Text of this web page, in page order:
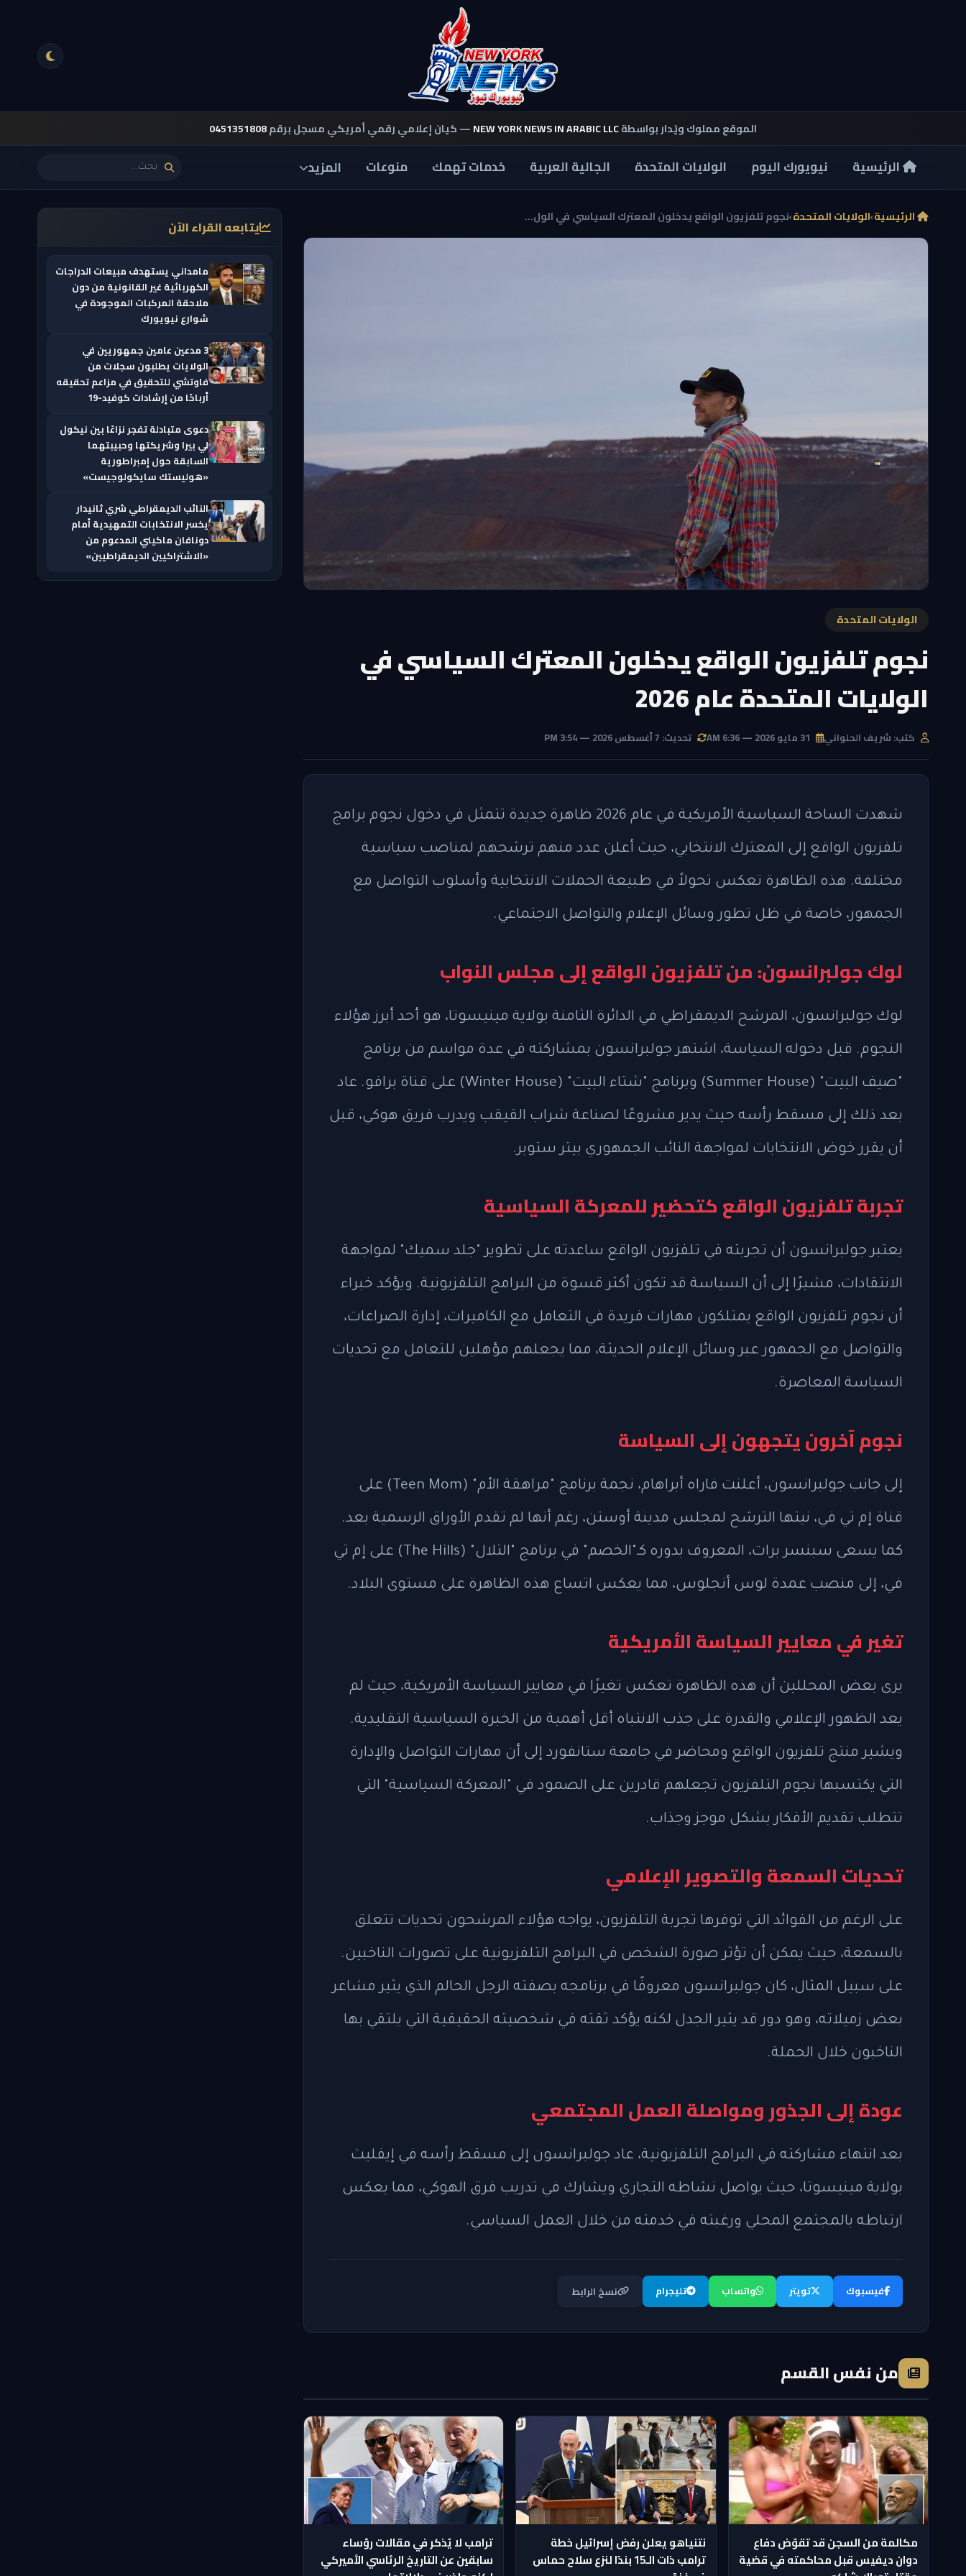
الموقع مملوك ويُدار بواسطةNEW YORK NEWS IN ARABIC LLC— كيان إعلامي رقمي أمريكي مسجل برقم0451351808
الرئيسية نيويورك اليوم الولايات المتحدة الجالية العربية خدمات تهمك منوعات المزيد
الرئيسية›الولايات المتحدة›نجوم تلفزيون الواقع يدخلون المعترك السياسي في الول...
الولايات المتحدة
نجوم تلفزيون الواقع يدخلون المعترك السياسي في
الولايات المتحدة عام 2026
كتب: شريف الحلواني تحديث: 7 أغسطس 2026 — 3:54 PM
شهدت الساحة السياسية الأمريكية في عام 2026 ظاهرة جديدة تتمثل في دخول نجوم برامج
تلفزيون الواقع إلى المعترك الانتخابي، حيث أعلن عدد منهم ترشحهم لمناصب سياسية
مختلفة. هذه الظاهرة تعكس تحولاً في طبيعة الحملات الانتخابية وأسلوب التواصل مع
الجمهور، خاصة في ظل تطور وسائل الإعلام والتواصل الاجتماعي.
لوك جولبرانسون: من تلفزيون الواقع إلى مجلس النواب
لوك جولبرانسون، المرشح الديمقراطي في الدائرة الثامنة بولاية مينيسوتا، هو أحد أبرز هؤلاء
النجوم. قبل دخوله السياسة، اشتهر جولبرانسون بمشاركته في عدة مواسم من برنامج
"صيف البيت" (Summer House) وبرنامج "شتاء البيت" (Winter House) على قناة برافو. عاد
بعد ذلك إلى مسقط رأسه حيث يدير مشروعًا لصناعة شراب القيقب ويدرب فريق هوكي، قبل
أن يقرر خوض الانتخابات لمواجهة النائب الجمهوري بيتر ستوبر.
تجربة تلفزيون الواقع كتحضير للمعركة السياسية
يعتبر جولبرانسون أن تجربته في تلفزيون الواقع ساعدته على تطوير "جلد سميك" لمواجهة
الانتقادات، مشيرًا إلى أن السياسة قد تكون أكثر قسوة من البرامج التلفزيونية. ويؤكد خبراء
أن نجوم تلفزيون الواقع يمتلكون مهارات فريدة في التعامل مع الكاميرات، إدارة الصراعات،
والتواصل مع الجمهور عبر وسائل الإعلام الحديثة، مما يجعلهم مؤهلين للتعامل مع تحديات
السياسة المعاصرة.
نجوم آخرون يتجهون إلى السياسة
إلى جانب جولبرانسون، أعلنت فاراه أبراهام، نجمة برنامج "مراهقة الأم" (Teen Mom) على
قناة إم تي في، نيتها الترشح لمجلس مدينة أوستن، رغم أنها لم تقدم الأوراق الرسمية بعد.
كما يسعى سبنسر برات، المعروف بدوره كـ"الخصم" في برنامج "التلال" (The Hills) على إم تي
في، إلى منصب عمدة لوس أنجلوس، مما يعكس اتساع هذه الظاهرة على مستوى البلاد.
تغير في معايير السياسة الأمريكية
يرى بعض المحللين أن هذه الظاهرة تعكس تغيرًا في معايير السياسة الأمريكية، حيث لم
يعد الظهور الإعلامي والقدرة على جذب الانتباه أقل أهمية من الخبرة السياسية التقليدية.
ويشير منتج تلفزيون الواقع ومحاضر في جامعة ستانفورد إلى أن مهارات التواصل والإدارة
التي يكتسبها نجوم التلفزيون تجعلهم قادرين على الصمود في "المعركة السياسية" التي
تتطلب تقديم الأفكار بشكل موجز وجذاب.
تحديات السمعة والتصوير الإعلامي
على الرغم من الفوائد التي توفرها تجربة التلفزيون، يواجه هؤلاء المرشحون تحديات تتعلق
بالسمعة، حيث يمكن أن تؤثر صورة الشخص في البرامج التلفزيونية على تصورات الناخبين.
على سبيل المثال، كان جولبرانسون معروفًا في برنامجه بصفته الرجل الحالم الذي يثير مشاعر
بعض زميلاته، وهو دور قد يثير الجدل لكنه يؤكد ثقته في شخصيته الحقيقية التي يلتقي بها
الناخبون خلال الحملة.
عودة إلى الجذور ومواصلة العمل المجتمعي
بعد انتهاء مشاركته في البرامج التلفزيونية، عاد جولبرانسون إلى مسقط رأسه في إيفليث
بولاية مينيسوتا، حيث يواصل نشاطه التجاري ويشارك في تدريب فرق الهوكي، مما يعكس
ارتباطه بالمجتمع المحلي ورغبته في خدمته من خلال العمل السياسي.
فيسبوك تويتر واتساب تليجرام نسخ الرابط
من نفس القسم
مكالمة من السجن قد تقوّض دفاع
دوان ديفيس قبل محاكمته في قضية
نتنياهو يعلن رفض إسرائيل خطة
ترامب ذات الـ15 بندًا لنزع سلاح حماس
ترامب لا يُذكر في مقالات رؤساء
سابقين عن التاريخ الرئاسي الأميركي
يتابعه القراء الآن
مامداني يستهدف مبيعات الدراجات
الكهربائية غير القانونية من دون
ملاحقة المركبات الموجودة في
شوارع نيويورك
3 مدعين عامين جمهوريين في
الولايات يطلبون سجلات من
فاوتشي للتحقيق في مزاعم تحقيقه
أرباحًا من إرشادات كوفيد-19
دعوى متبادلة تفجر نزاعًا بين نيكول
لي بيرا وشريكتها وحبيبتهما
السابقة حول إمبراطورية
«هوليستك سايكولوجيست»
النائب الديمقراطي شري ثانيدار
يخسر الانتخابات التمهيدية أمام
دونافان ماكيني المدعوم من
«الاشتراكيين الديمقراطيين»